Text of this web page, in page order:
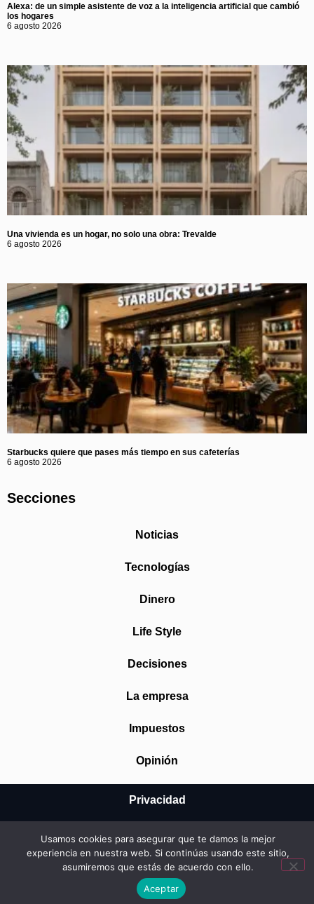
Alexa: de un simple asistente de voz a la inteligencia artificial que cambió
los hogares
6 agosto 2026
Una vivienda es un hogar, no solo una obra: Trevalde
6 agosto 2026
Starbucks quiere que pases más tiempo en sus cafeterías
6 agosto 2026
Secciones
Noticias
Tecnologías
Dinero
Life Style
Decisiones
La empresa
Impuestos
Opinión
© 2026 Mundo Startup SRL
Privacidad
Cookies
Usamos cookies para asegurar que te damos la mejor
experiencia en nuestra web. Si continúas usando este sitio,
asumiremos que estás de acuerdo con ello.
Aceptar